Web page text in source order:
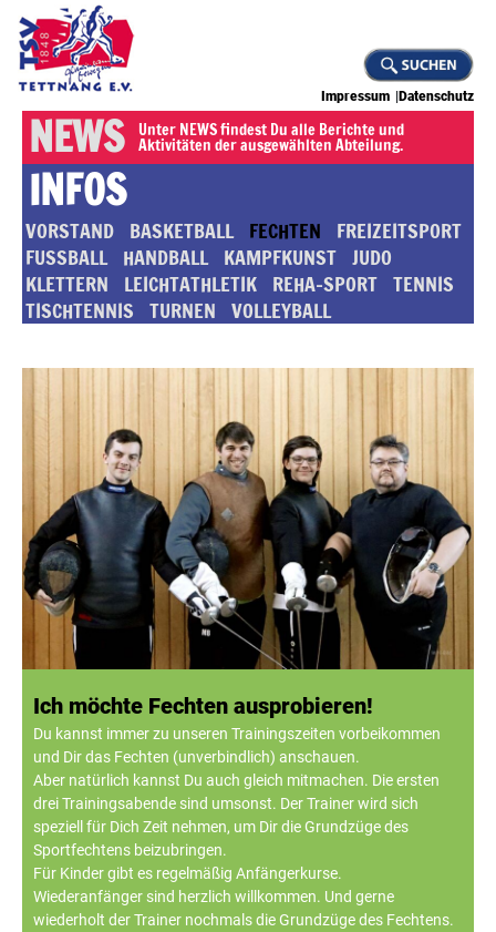
Impressum Datenschutz
NEWS Unter NEWS findest Du alle Berichte und
Aktivitäten der ausgewählten Abteilung.
INFOS
VORSTAND BASKETBALL FECHTEN
FREIZEITSPORT
FUSSBALL HANDBALL KAMPFKUNST JUDO
KLETTERN
LEICHTATHLETIK REHA-SPORT TENNIS
TISCHTENNIS TURNEN VOLLEYBALL
Ich möchte Fechten ausprobieren!
Du kannst immer zu unseren Trainingszeiten vorbeikommen
und Dir das Fechten (unverbindlich) anschauen.
Aber natürlich kannst Du auch gleich mitmachen. Die ersten
drei Trainingsabende sind umsonst. Der Trainer wird sich
speziell für Dich Zeit nehmen, um Dir die Grundzüge des
Sportfechtens beizubringen.
Für Kinder gibt es regelmäßig Anfängerkurse.
Wiederanfänger sind herzlich willkommen. Und gerne
wiederholt der Trainer nochmals die Grundzüge des Fechtens.